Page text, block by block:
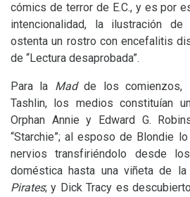
cómics de terror de E.C., y es por
intencionalidad, la ilustración de
ostenta un rostro con encefalitis
de “Lectura desaprobada”.
Para la Madde los comienzos,
Tashlin, los medios constituían
Orphan Annie y Edward G.
“Starchie”; al esposo de Blondie
nervios transfiriéndolo desde
doméstica hasta una viñeta de la
Pirates; y Dick Tracy es